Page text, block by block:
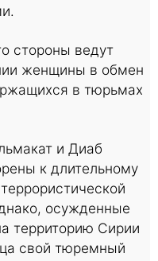
стороны ведут
женщины в обмен
в тюрьмах
и Диаб
к длительному
осужденные
территорию Сирии
свой тюремный